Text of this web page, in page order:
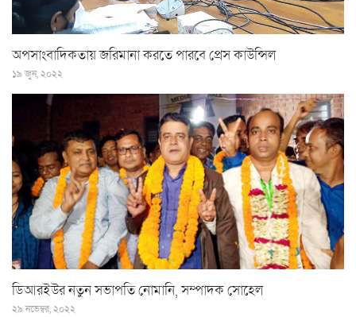
অপসাংবাদিকতায় জরিমানা করতে পারবে প্রেস কাউন্সিল
১৯ জুন, ২০২২
ডিআরইউর নতুন সভাপতি নোমানি, সম্পাদক সোহেল
২৯ নভেম্বর, ২০২২